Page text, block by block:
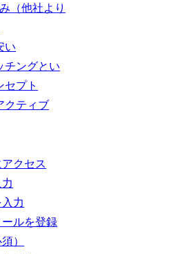
（他社より
い
チングとい
セプト
クティブ
クセス
力
ルを登録
）